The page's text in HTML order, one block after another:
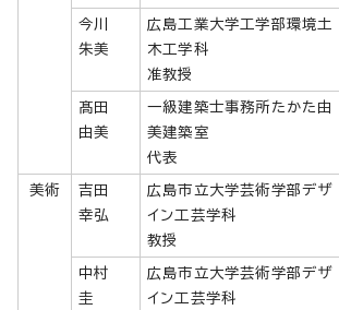
今川
朱美
広島工業大学工学部環境土
木工学科
准教授
髙田
由美
一級建築士事務所たかた由
美建築室
代表
美術
吉田
幸弘
広島市立大学芸術学部デザ
イン工芸学科
教授
中村
圭
広島市立大学芸術学部デザ
イン工芸学科